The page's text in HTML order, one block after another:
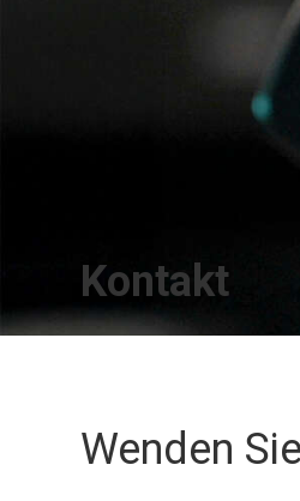
Kontakt
Wenden